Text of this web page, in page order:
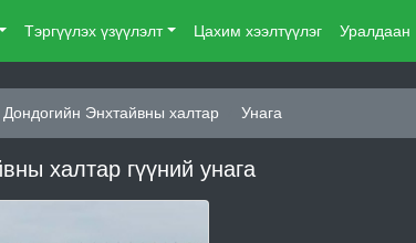
Тэргүүлэх үзүүлэлт Цахим хээлтүүлэг Уралдаан
Дондогийн Энхтайвны халтар Унага
халтар гүүний унага